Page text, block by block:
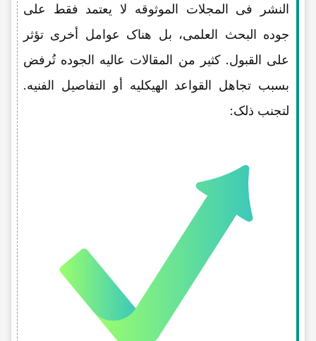
النشر فی المجلات الموثوقه لا یعتمد فقط على
جوده البحث العلمی، بل هناک عوامل أخرى تؤثر
على القبول. کثیر من المقالات عالیه الجوده تُرفض
بسبب تجاهل القواعد الهیکلیه أو التفاصیل الفنیه.
لتجنب ذلک: